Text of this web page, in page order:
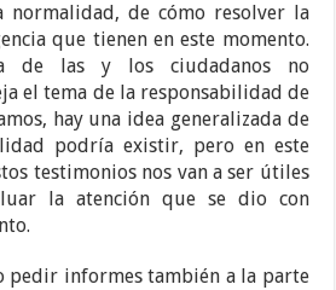
normalidad, de cómo resolver la
que tienen en este momento.
de las y los ciudadanos no
el tema de la responsabilidad de
hay una idea generalizada de
podría existir, pero en este
testimonios nos van a ser útiles
la atención que se dio con
pedir informes también a la parte